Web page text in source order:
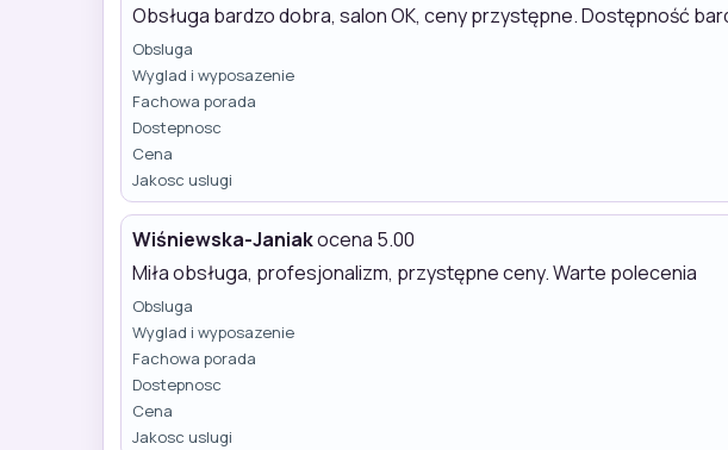
Obsługa bardzo dobra, salon OK, ceny przystępne. Dostępność
Obsluga
Wyglad i wyposazenie
Fachowa porada
Dostepnosc
Cena
Jakosc uslugi
Wiśniewska-Janiakocena 5.00
Miła obsługa, profesjonalizm, przystępne ceny. Warte polecenia
Obsluga
Wyglad i wyposazenie
Fachowa porada
Dostepnosc
Cena
Jakosc uslugi